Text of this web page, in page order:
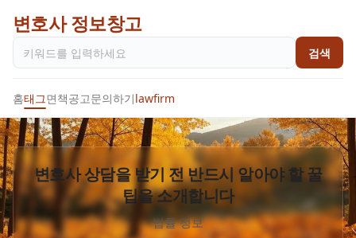
변호사 정보창고
검색
홈태그면책공고문의하기lawfirm
변호사 상담을 받기 전 반드시 알아야 할 꿀
팁을 소개합니다
법률 정보